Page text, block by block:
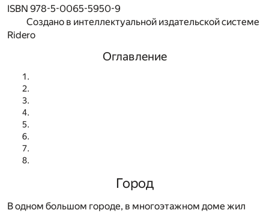
ISBN 978-5-0065-5950-9
Создано в интеллектуальной издательской системе
Ridero
Оглавление
Город
В одном большом городе, в многоэтажном доме жил